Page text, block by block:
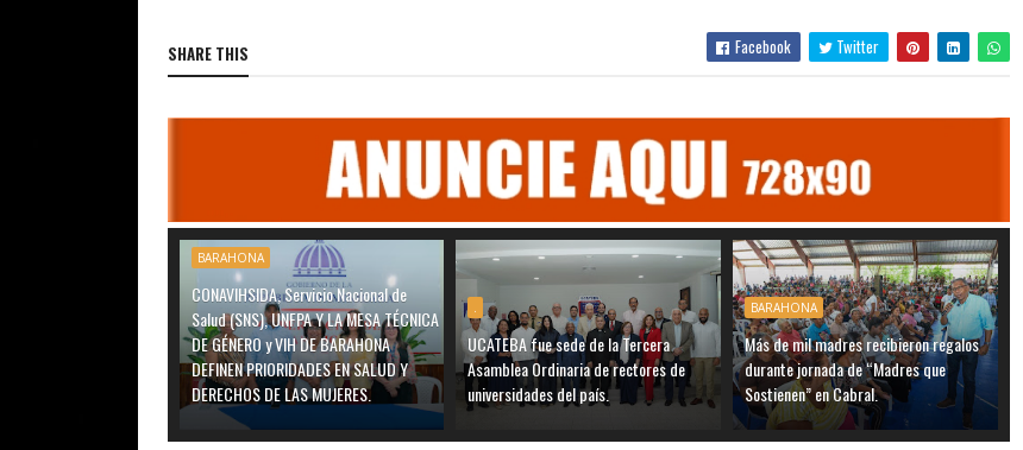
SHARE THIS Facebook Twitter
BARAHONA
CONAVIHSIDA, Servicio Nacional de
Salud (SNS), UNFPA Y LA MESA TÉCNICA
DE GÉNERO y VIH DE BARAHONA
DEFINEN PRIORIDADES EN SALUD Y
DERECHOS DE LAS MUJERES.
.
UCATEBA fue sede de la Tercera
Asamblea Ordinaria de rectores de
universidades del país.
BARAHONA
Más de mil madres recibieron regalos
durante jornada de “Madres que
Sostienen” en Cabral.